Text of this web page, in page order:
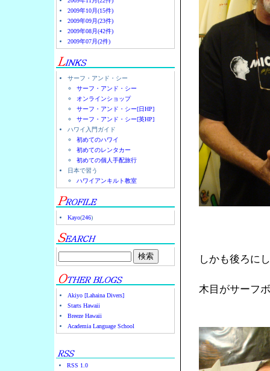
2009年10月(15件)
2009年09月(23件)
2009年08月(42件)
2009年07月(2件)
サーフ・アンド・シー
サーフ・アンド・シー
オンラインショップ
サーフ・アンド・シー[日HP]
サーフ・アンド・シー[英HP]
ハワイ入門ガイド
初めてのハワイ
初めてのレンタカー
初めての個人手配旅行
日本で習う
ハワイアンキルト教室
Kayo(246)
Akiyo [Lahaina Divers]
Starts Hawaii
Breeze Hawaii
Academia Language School
RSS 1.0
しかも後ろに
木目がサーフ